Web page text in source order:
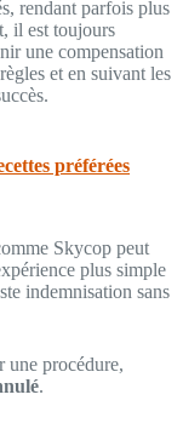
rendant parfois plus
il est toujours
une compensation
et en suivant les
préférées
Skycop peut
plus simple
indemnisation sans
une procédure,
.